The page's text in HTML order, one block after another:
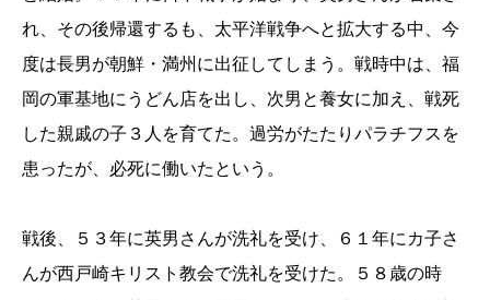
れ、その後帰還するも、太平洋戦争へと拡大する中、今
度は長男が朝鮮・満州に出征してしまう。戦時中は、福
岡の軍基地にうどん店を出し、次男と養女に加え、戦死
した親戚の子３人を育てた。過労がたたりパラチフスを
患ったが、必死に働いたという。
戦後、５３年に英男さんが洗礼を受け、６１年にカ子さ
んが西戸崎キリスト教会で洗礼を受けた。５８歳の時